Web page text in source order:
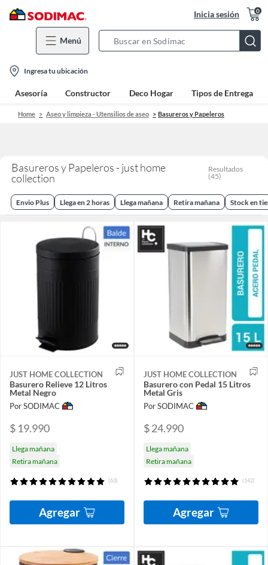
Inicia sesión 0
Menú
Bar
location-
icon
Ingresa tu ubicación
Asesoría Constructor Deco Hogar Tipos de Entrega
Home Aseo y limpieza - Utensilios de aseo Basureros y Papeleros
Basureros y Papeleros - just home
collection
Resultados
(45)
Envio Plus Llega en 2 horas Llega mañana Retira mañana Stock en
JUST HOME COLLECTION
Basurero Relieve 12 Litros
Metal Negro
Por SODIMAC
$ 19.990
Llega mañana
Retira mañana
(63)
Agregar
JUST HOME COLLECTION
Basurero con Pedal 15 Litros
Metal Gris
Por SODIMAC
$ 24.990
Llega mañana
Retira mañana
(142)
Agregar